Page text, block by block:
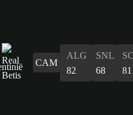
CAM
ALG
82
SNL
68
81